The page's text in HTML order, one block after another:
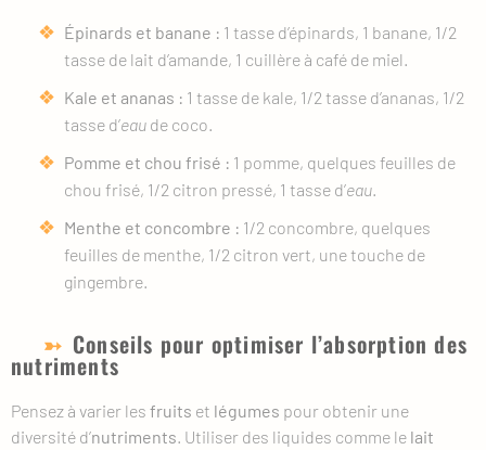
Épinards et banane : 1 tasse d’épinards, 1 banane, 1/2
tasse de lait d’amande, 1 cuillère à café de miel.
Kale et ananas : 1 tasse de kale, 1/2 tasse d’ananas, 1/2
tasse d’eau de coco.
Pomme et chou frisé : 1 pomme, quelques feuilles de
chou frisé, 1/2 citron pressé, 1 tasse d’eau.
Menthe et concombre : 1/2 concombre, quelques
feuilles de menthe, 1/2 citron vert, une touche de
gingembre.
Conseils pour optimiser l’absorption des
nutriments
Pensez à varier les fruits et légumes pour obtenir une
diversité d’nutriments. Utiliser des liquides comme le lait